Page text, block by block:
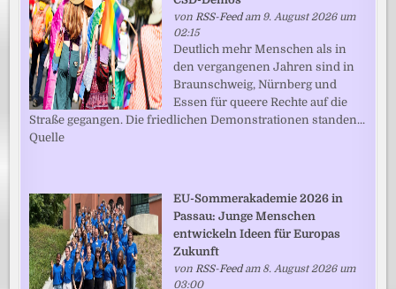
vonRSS-Feedam 9. August 2026 um
02:15
Deutlich mehr Menschen als in
den vergangenen Jahren sind in
Braunschweig, Nürnberg und
Essen für queere Rechte auf die
Straße gegangen. Die friedlichen Demonstrationen standen...
Quelle
EU-Sommerakademie 2026 in
Passau: Junge Menschen
entwickeln Ideen für Europas
Zukunft
vonRSS-Feedam 8. August 2026 um
03:00